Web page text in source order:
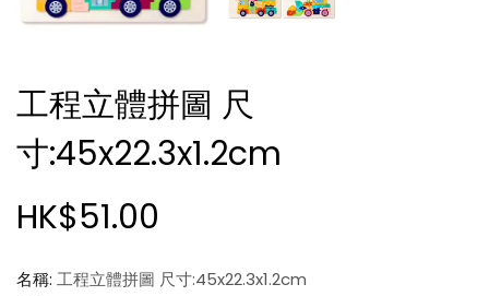
工程立體拼圖 尺
寸:45x22.3x1.2cm
HK$51.00
名稱: 工程立體拼圖 尺寸:45x22.3x1.2cm